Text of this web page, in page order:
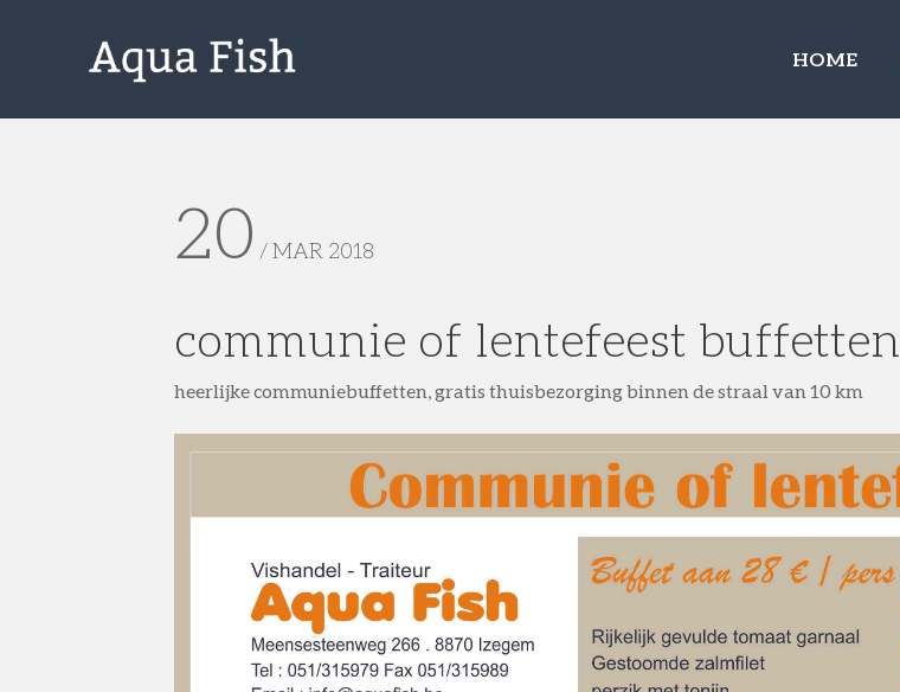
HOME
20 / MAR 2018
communie of lentefeest buffetten
heerlijke communiebuffetten, gratis thuisbezorging binnen de straal van 10 km